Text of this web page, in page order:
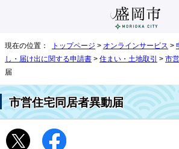
現在の位置： トップページ > オンラインサービス >
し・届け出に関する申請書 > 住まい・土地取引 > 市
届
市営住宅同居者異動届